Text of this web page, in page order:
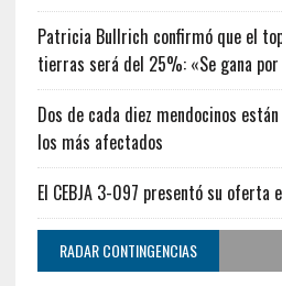
Patricia Bullrich confirmó que el
tierras será del 25%: «Se gana por
Dos de cada diez mendocinos
los más afectados
El CEBJA 3-097 presentó su oferta
RADAR CONTINGENCIAS